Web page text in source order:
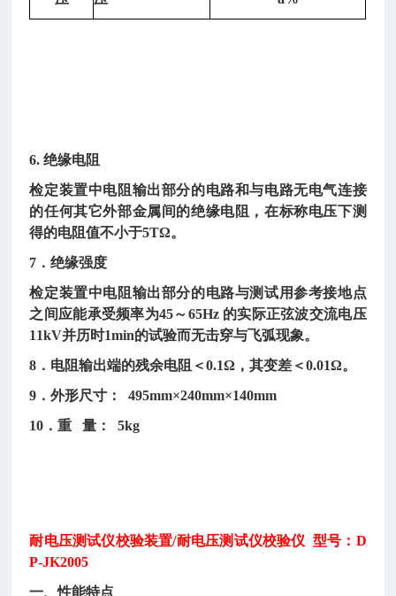
6. 绝缘电阻
检定装置中电阻输出部分的电路和与电路无电气连接
的任何其它外部金属间的绝缘电阻，在标称电压下测
得的电阻值不小于5TΩ。
7．绝缘强度
检定装置中电阻输出部分的电路与测试用参考接地点
之间应能承受频率为45～65Hz 的实际正弦波交流电压
11kV并历时1min的试验而无击穿与飞弧现象。
8．电阻输出端的残余电阻＜0.1Ω，其变差＜0.01Ω。
9．外形尺寸： 495mm×240mm×140mm
10．重 量： 5kg
耐电压测试仪校验装置/耐电压测试仪校验仪 型号：D
P-JK2005
一、性能特点